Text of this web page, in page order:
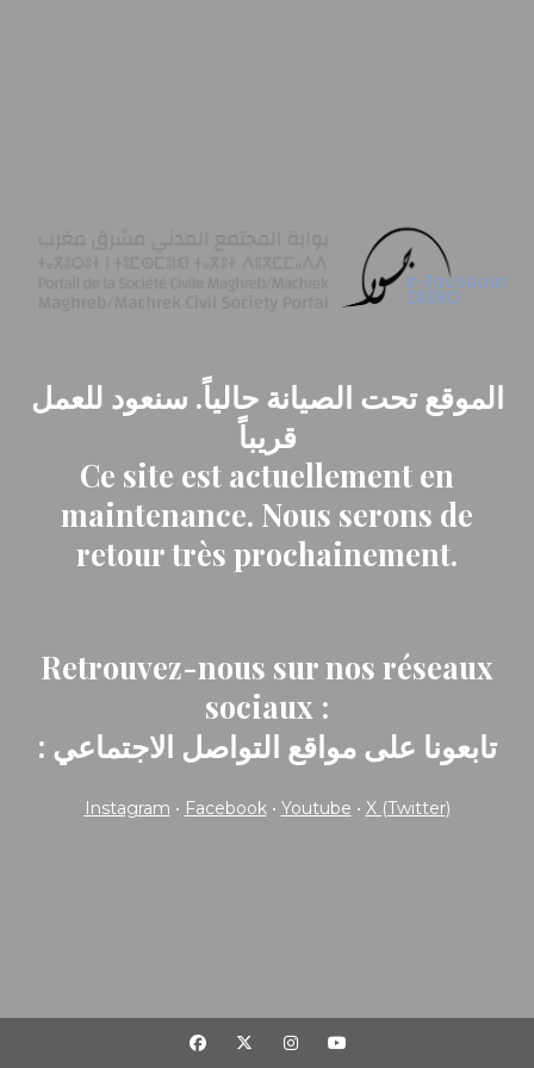
الموقع تحت الصيانة حالياً. سنعود للعمل
قريباً
Ce site est actuellement en
maintenance. Nous serons de
retour très prochainement.
Retrouvez-nous sur nos réseaux
sociaux :
: تابعونا على مواقع التواصل الاجتماعي
Instagram • Facebook• Youtube • X (Twitter)